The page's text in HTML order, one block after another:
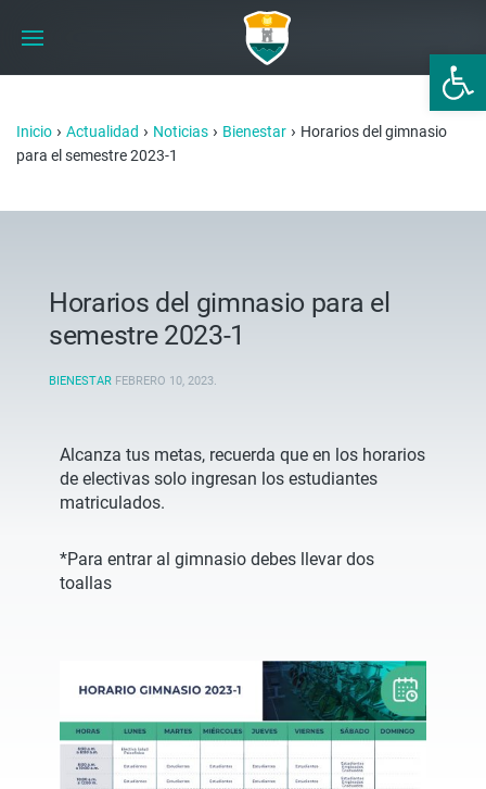
Abrir
Inicio › Actualidad › Noticias › Bienestar › Horarios del gimnasio
para el semestre 2023-1
Horarios del gimnasio para el
semestre 2023-1
BIENESTAR FEBRERO 10, 2023.
Alcanza tus metas, recuerda que en los horarios
de electivas solo ingresan los estudiantes
matriculados.
*Para entrar al gimnasio debes llevar dos
toallas